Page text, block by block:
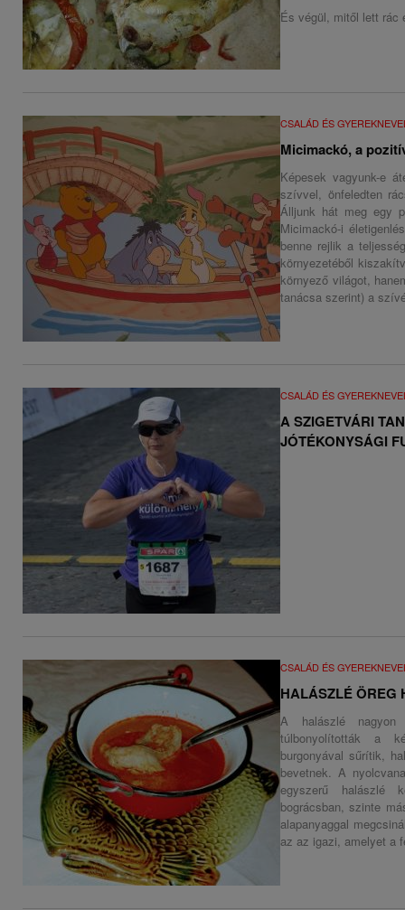
És végül, mitől lett rác
CSALÁD ÉS
Micimackó, a
Képesek vagyunk-e
szívvel, önfeledten
Álljunk hát meg egy
Micimackó-i
benne rejlik a
környezetéből
környező világot,
tanácsa szerint) a
CSALÁD ÉS
A SZIGETVÁRI
JÓTÉKONYSÁGI
CSALÁD ÉS
HALÁSZLÉ ÖREG
A halászlé
túlbonyolították a
burgonyával sűrítik,
bevetnek. A
egyszerű halászlé
bográcsban, szinte
alapanyaggal
az az igazi, amelyet a